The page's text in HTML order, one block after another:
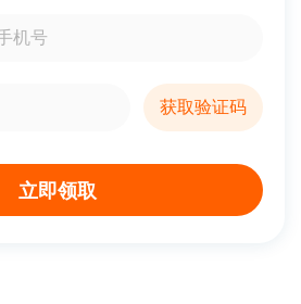
获取验证码
立即领取